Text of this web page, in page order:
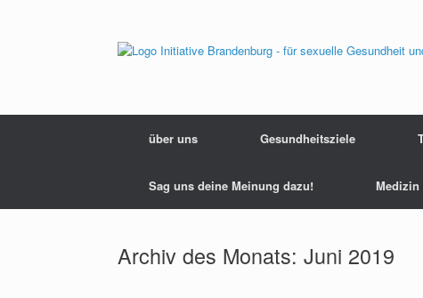
über uns Gesundheitsziele
Sag uns deine Meinung dazu! Medizin
Archiv des Monats: Juni 2019